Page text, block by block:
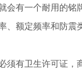
会有一个耐用的
额定频率和防震
须有卫生许可证